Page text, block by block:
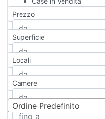
Qualsiasi
Appartamento
Casa indipendente
Casa Semi-
Attico/Mansarda
Rustico/Casale
Camera d'Albergo
Multiproprietà
Prezzo
Superficie
Locali
Camere
Ordine Predefinito